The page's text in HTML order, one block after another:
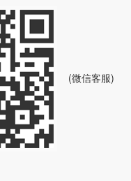
(微信客服)